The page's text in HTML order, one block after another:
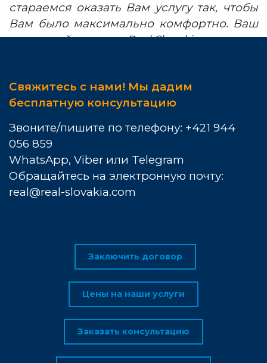
стараемся оказать Вам услугу так, чтобы
Вам было максимально комфортно. Ваш
надежный партнер Real Slovakia.
Свяжитесь с нами! Мы дадим
бесплатную консультацию
Звоните/пишите по телефону: +421 944
056 859
WhatsApp, Viber или Telegram
Обращайтесь на электронную почту:
real@real-slovakia.com
Заключить договор
Цены на наши услуги
Заказать консультацию